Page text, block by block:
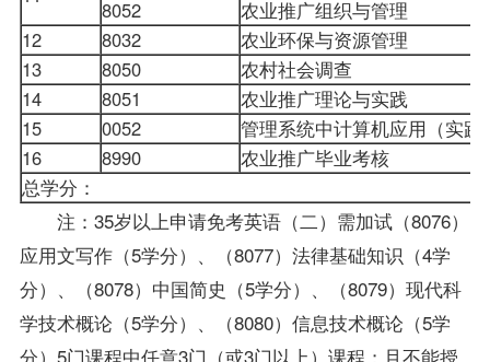
8052
农业推广组织与管理
12
8032
农业环保与资源管理
13
8050
农村社会调查
14
8051
农业推广理论与实践
15
0052
管理系统中计算机应用（实
16
8990
农业推广毕业考核
总学分：
注：35岁以上申请免考英语（二）需加试（8076）
应用文写作（5学分）、（8077）法律基础知识（4学
分）、（8078）中国简史（5学分）、（8079）现代科
学技术概论（5学分）、（8080）信息技术概论（5学
分）5门课程中任意3门（或3门以上）课程；且不能授